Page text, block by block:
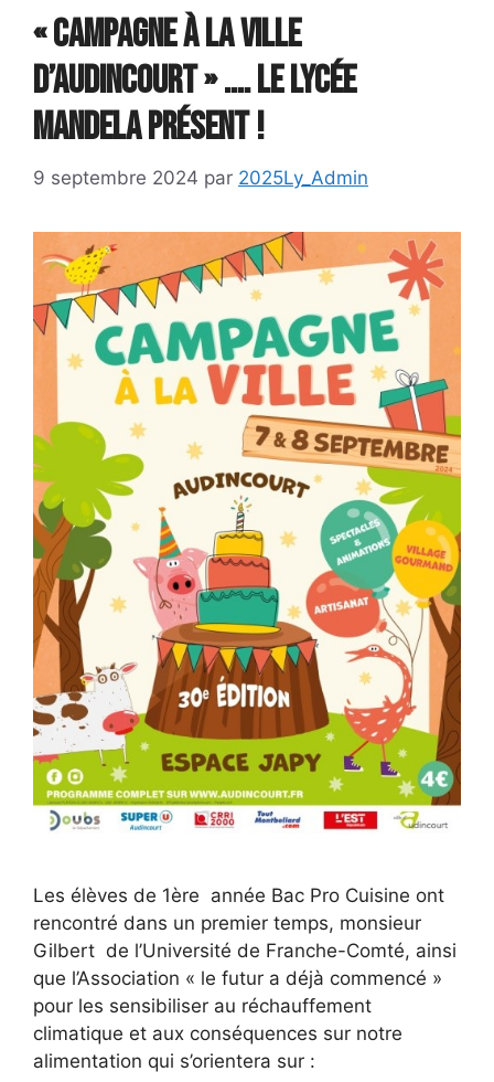
« Campagne à la ville
d’audincourt » …. Le lycée
Mandela présent !
9 septembre 2024 par 2025Ly_Admin
Les élèves de 1ère année Bac Pro Cuisine ont
rencontré dans un premier temps, monsieur
Gilbert de l’Université de Franche-Comté, ainsi
que l’Association « le futur a déjà commencé »
pour les sensibiliser au réchauffement
climatique et aux conséquences sur notre
alimentation qui s’orientera sur :